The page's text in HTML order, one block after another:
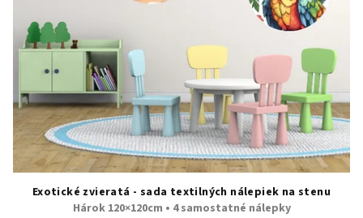
Exotické zvieratá - sada textilných nálepiek na stenu
Hárok 120×120cm • 4 samostatné nálepky